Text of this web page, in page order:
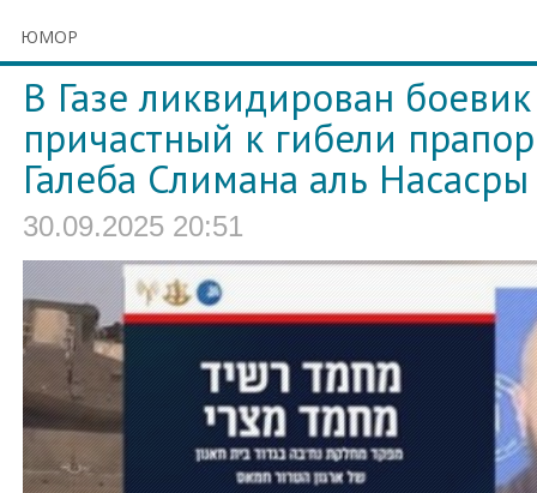
ЮМОР
В Газе ликвидирован
причастный к гибели
Галеба Слимана аль Насасры
30.09.2025 20:51